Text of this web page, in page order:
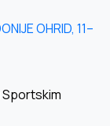
OHRID, 11–
Sportskim